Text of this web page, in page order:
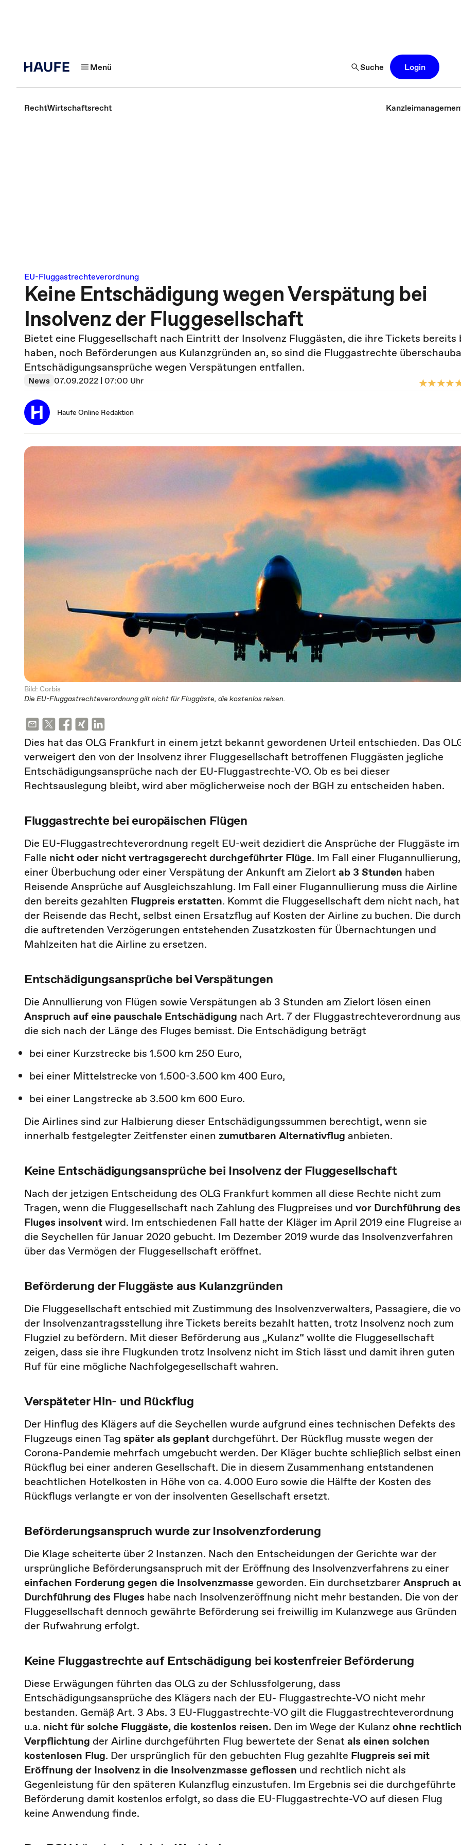
Menü Suche Login
RechtWirtschaftsrecht
EU-Fluggastrechteverordnung
Keine Entschädigung wegen Verspätung bei
Insolvenz der Fluggesellschaft
Bietet eine Fluggesellschaft nach Eintritt der Insolvenz Fluggästen, die ihre Tickets bereits
haben, noch Beförderungen aus Kulanzgründen an, so sind die Fluggastrechte
Entschädigungsansprüche wegen Verspätungen entfallen.
News 07.09.2022 | 07:00 Uhr
Haufe Online Redaktion
Bild: Corbis
Die EU-Fluggastrechteverordnung gilt nicht für Fluggäste, die kostenlos reisen.
Dies hat das OLG Frankfurt in einem jetzt bekannt gewordenen Urteil entschieden. Das
verweigert den von der Insolvenz ihrer Fluggesellschaft betroffenen Fluggästen jegliche
Entschädigungsansprüche nach der EU-Fluggastrechte-VO. Ob es bei dieser
Rechtsauslegung bleibt, wird aber möglicherweise noch der BGH zu entscheiden haben.
Fluggastrechte bei europäischen Flügen
Die EU-Fluggastrechteverordnung regelt EU-weit dezidiert die Ansprüche der Fluggäste im
Falle nicht oder nicht vertragsgerecht durchgeführter Flüge. Im Fall einer Flugannullierung,
einer Überbuchung oder einer Verspätung der Ankunft am Zielortab 3 Stunden haben
Reisende Ansprüche auf Ausgleichszahlung. Im Fall einer Flugannullierung muss die Airline
den bereits gezahlten Flugpreis erstatten. Kommt die Fluggesellschaft dem nicht nach, hat
der Reisende das Recht, selbst einen Ersatzflug auf Kosten der Airline zu buchen. Die durch
die auftretenden Verzögerungen entstehenden Zusatzkosten für Übernachtungen und
Mahlzeiten hat die Airline zu ersetzen.
Entschädigungsansprüche bei Verspätungen
Die Annullierung von Flügen sowie Verspätungen ab 3 Stunden am Zielort lösen einen
Anspruch auf eine pauschale Entschädigung nach Art. 7 der Fluggastrechteverordnung
die sich nach der Länge des Fluges bemisst. Die Entschädigung beträgt
bei einer Kurzstrecke bis 1.500 km 250 Euro,
bei einer Mittelstrecke von 1.500-3.500 km 400 Euro,
bei einer Langstrecke ab 3.500 km 600 Euro.
Die Airlines sind zur Halbierung dieser Entschädigungssummen berechtigt, wenn sie
innerhalb festgelegter Zeitfenster einen zumutbaren Alternativflug anbieten.
Keine Entschädigungsansprüche bei Insolvenz der Fluggesellschaft
Nach der jetzigen Entscheidung des OLG Frankfurt kommen all diese Rechte nicht zum
Tragen, wenn die Fluggesellschaft nach Zahlung des Flugpreises und vor Durchführung des
Fluges insolventwird. Im entschiedenen Fall hatte der Kläger im April 2019 eine Flugreise
die Seychellen für Januar 2020 gebucht. Im Dezember 2019 wurde das Insolvenzverfahren
über das Vermögen der Fluggesellschaft eröffnet.
Beförderung der Fluggäste aus Kulanzgründen
Die Fluggesellschaft entschied mit Zustimmung des Insolvenzverwalters, Passagiere, die
der Insolvenzantragsstellung ihre Tickets bereits bezahlt hatten, trotz Insolvenz noch zum
Flugziel zu befördern. Mit dieser Beförderung aus „Kulanz“ wollte die Fluggesellschaft
zeigen, dass sie ihre Flugkunden trotz Insolvenz nicht im Stich lässt und damit ihren guten
Ruf für eine mögliche Nachfolgegesellschaft wahren.
Verspäteter Hin- und Rückflug
Der Hinflug des Klägers auf die Seychellen wurde aufgrund eines technischen Defekts des
Flugzeugs einen Tag später als geplant durchgeführt. Der Rückflug musste wegen der
Corona-Pandemie mehrfach umgebucht werden. Der Kläger buchte schließlich selbst einen
Rückflug bei einer anderen Gesellschaft. Die in diesem Zusammenhang entstandenen
beachtlichen Hotelkosten in Höhe von ca. 4.000 Euro sowie die Hälfte der Kosten des
Rückflugs verlangte er von der insolventen Gesellschaft ersetzt.
Beförderungsanspruch wurde zur Insolvenzforderung
Die Klage scheiterte über 2 Instanzen. Nach den Entscheidungen der Gerichte war der
ursprüngliche Beförderungsanspruch mit der Eröffnung des Insolvenzverfahrens zu einer
einfachen Forderung gegen die Insolvenzmasse geworden. Ein durchsetzbarer Anspruch
Durchführung des Fluges habe nach Insolvenzeröffnung nicht mehr bestanden. Die von der
Fluggesellschaft dennoch gewährte Beförderung sei freiwillig im Kulanzwege aus Gründen
der Rufwahrung erfolgt.
Keine Fluggastrechte auf Entschädigung bei kostenfreier Beförderung
Diese Erwägungen führten das OLG zu der Schlussfolgerung, dass
Entschädigungsansprüche des Klägers nach der EU- Fluggastrechte-VO nicht mehr
bestanden. Gemäß Art. 3 Abs. 3 EU-Fluggastrechte-VO gilt die Fluggastrechteverordnung
u.a. nicht für solche Fluggäste, die kostenlos reisen. Den im Wege der Kulanzohne
Verpflichtung der Airline durchgeführten Flug bewertete der Senatals einen solchen
kostenlosen Flug. Der ursprünglich für den gebuchten Flug gezahlte Flugpreis sei mit
Eröffnung der Insolvenz in die Insolvenzmasse geflossen und rechtlich nicht als
Gegenleistung für den späteren Kulanzflug einzustufen. Im Ergebnis sei die durchgeführte
Beförderung damit kostenlos erfolgt, so dass die EU-Fluggastrechte-VO auf diesen Flug
keine Anwendung finde.